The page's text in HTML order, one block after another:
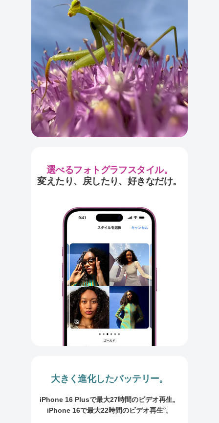
選べるフォトグラフスタイル。
変えたり、戻したり、好きなだけ。
大きく進化したバッテリー。
iPhone 16 Plusで最大27時間のビデオ再生。
iPhone 16で最大22時間のビデオ再生◊。